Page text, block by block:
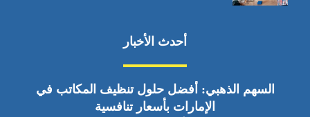
أحدث الأخبار
السهم الذهبي: أفضل حلول تنظيف المكاتب في
الإمارات بأسعار تنافسية